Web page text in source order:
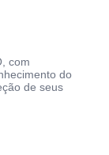
com
do
de seus